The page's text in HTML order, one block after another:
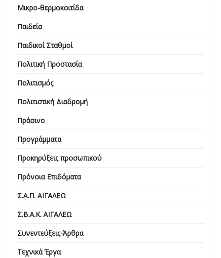
Μικρο-θερμοκοιτίδα
Παιδεία
Παιδικοί Σταθμοί
Πολιτική Προστασία
Πολιτισμός
Πολιτιστική Διαδρομή
Πράσινο
Προγράμματα
Προκηρύξεις προσωπικού
Πρόνοια Επιδόματα
Σ.Α.Π. ΑΙΓΑΛΕΩ
Σ.Β.Α.Κ. ΑΙΓΑΛΕΩ
Συνεντεύξεις-Άρθρα
Τεχνικά Έργα